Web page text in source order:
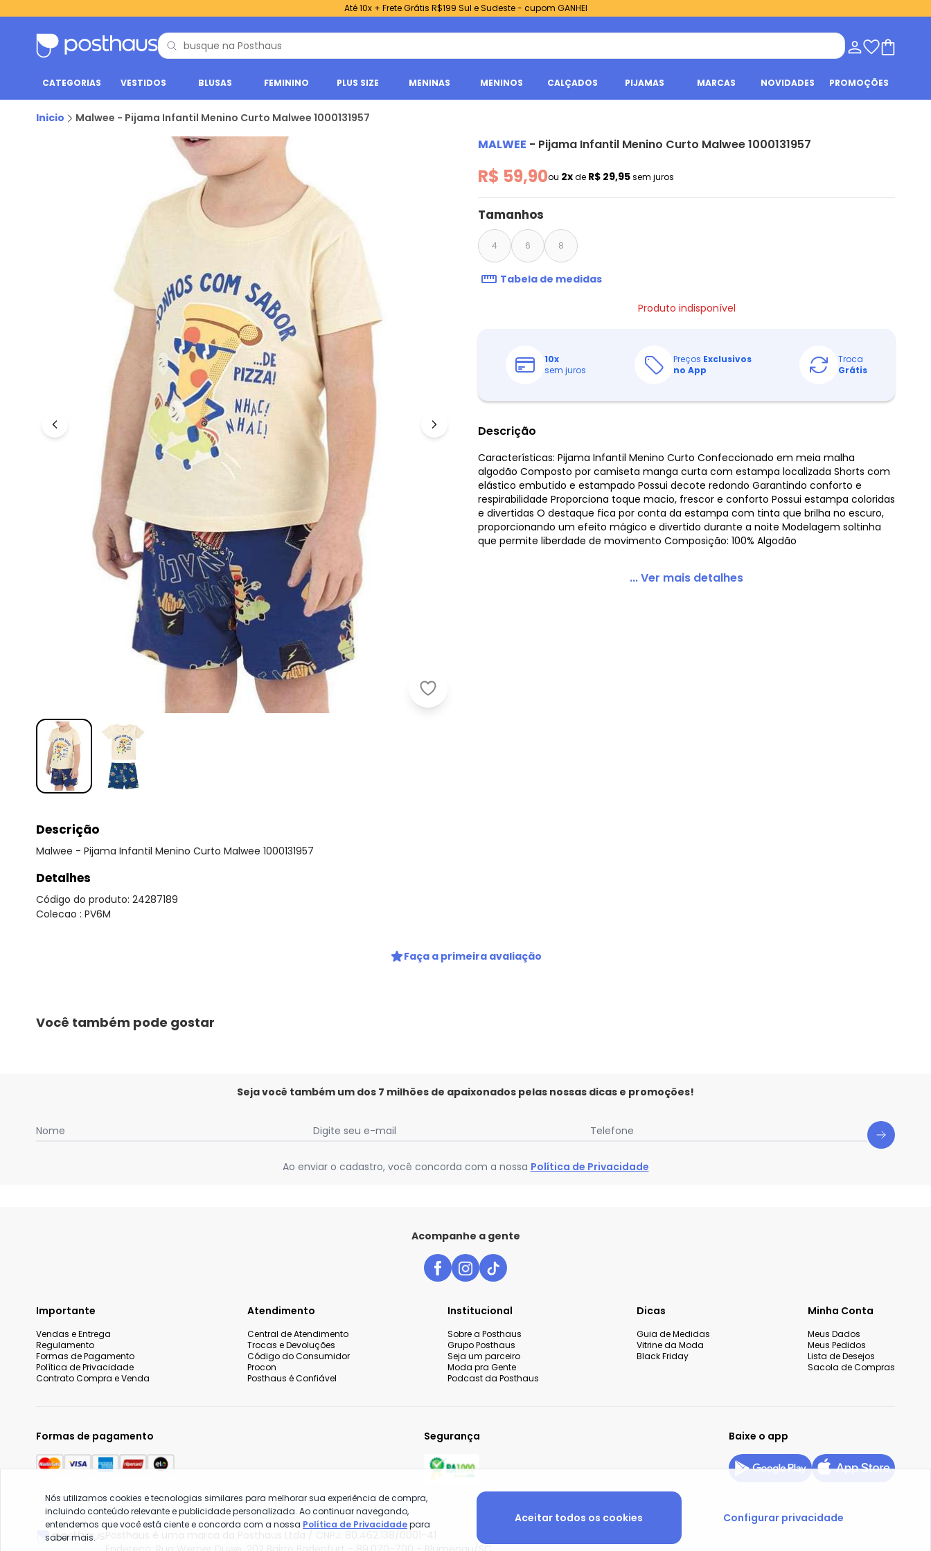
Até 10x + Frete Grátis R$199 Sul e Sudeste - cupom GANHEI
CATEGORIAS VESTIDOS BLUSAS FEMININO PLUS SIZE MENINAS MENINOS CALÇADOS PIJAMAS MARCAS NOVIDADES PROMOÇÕES
Inicio Malwee - Pijama Infantil Menino Curto Malwee 1000131957
Malwee - Pijama Infantil Menino Curto Malwee 1000131957
MALWEE - Pijama Infantil Menino Curto Malwee 1000131957
R$ 59,90ou 2xde R$ 29,95sem juros
Tamanhos
4 6 8
Tabela de medidas
Produto indisponível
10x
sem juros
Preços Exclusivos
no App
Troca
Grátis
Descrição
Características: Pijama Infantil Menino Curto Confeccionado em meia malha
algodão Composto por camiseta manga curta com estampa localizada Shorts com
elástico embutido e estampado Possui decote redondo Garantindo conforto e
respirabilidade Proporciona toque macio, frescor e conforto Possui estampa coloridas
e divertidas O destaque fica por conta da estampa com tinta que brilha no escuro,
proporcionando um efeito mágico e divertido durante a noite Modelagem soltinha
que permite liberdade de movimento Composição: 100% Algodão
... Ver mais detalhes
Descrição
Malwee - Pijama Infantil Menino Curto Malwee 1000131957
Detalhes
Código do produto: 24287189
Colecao : PV6M
Faça a primeira avaliação
Você também pode gostar
Seja você também um dos 7 milhões de apaixonados pelas nossas dicas e promoções!
Nome Digite seu e-mail Telefone
Ao enviar o cadastro, você concorda com a nossa Política de Privacidade
Acompanhe a gente
Importante
Vendas e Entrega
Regulamento
Formas de Pagamento
Política de Privacidade
Contrato Compra e Venda
Atendimento
Central de Atendimento
Trocas e Devoluções
Código do Consumidor
Procon
Posthaus é Confiável
Institucional
Sobre a Posthaus
Grupo Posthaus
Seja um parceiro
Moda pra Gente
Podcast da Posthaus
Dicas
Guia de Medidas
Vitrine da Moda
Black Friday
Minha Conta
Meus Dados
Meus Pedidos
Lista de Desejos
Sacola de Compras
Formas de pagamento Segurança Baixe o app
Nós utilizamos cookies e tecnologias similares para melhorar sua experiência de compra,
incluindo conteúdo relevante e publicidade personalizada. Ao continuar navegando,
entendemos que você está ciente e concorda com a nossa Política de Privacidadepara
saber mais.
Aceitar todos os cookies Configurar privacidade